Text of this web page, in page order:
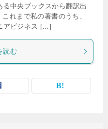
中央ブックスから翻訳出
れまで私の著書のうち、
アビジネス […]
読む